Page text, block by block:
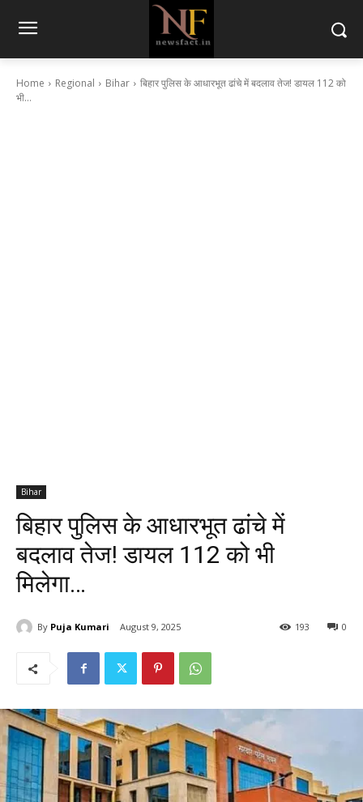
Home Regional Bihar
बिहार पुलिस के आधारभूत ढांचे में बदलाव तेज! डायल 112 को
भी...
Bihar
बिहार पुलिस के आधारभूत ढांचे में
बदलाव तेज! डायल 112 को भी
मिलेगा…
By Puja Kumari August 9, 2025 0
193